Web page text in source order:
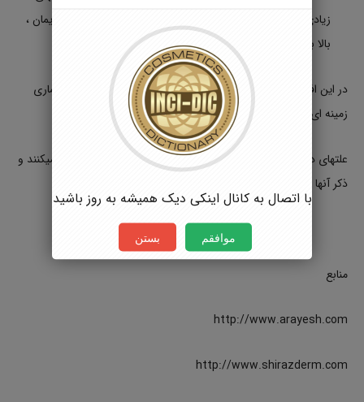
زیادی برای آن وجود دارد از جمله : کم خونی ، وجود استرس زایمان ،
بالا بودن هورمونهای جنسی در طول حاملگی و غیره.
در این افراد با بیماری خاص و ریزش مو با برطرف شدن و درمان بیماری
زمینه ای ریزش مو نیز برطرف میگردد.
علتهای دیگری نیز وجود دارد که در افراد محدودی ریزش مو ایجاد میکنند و
ذکر آنها در حوصله این مبحث نمیباشد.
منابع
http://www.arayesh.com
http://www.shirazderm.com
با اتصال به کانال اینکی دیک همیشه به روز باشید
موافقم بستن